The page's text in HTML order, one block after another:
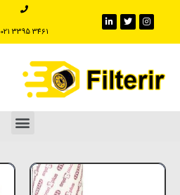
‪021 3395 3461